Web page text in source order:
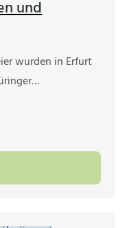
und
wurden in Erfurt